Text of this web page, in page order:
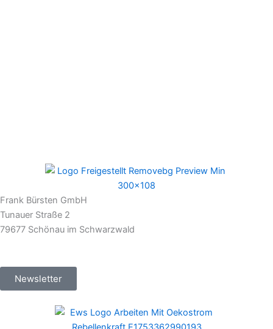
Frank Bürsten GmbH
Tunauer Straße 2
79677 Schönau im Schwarzwald
Newsletter